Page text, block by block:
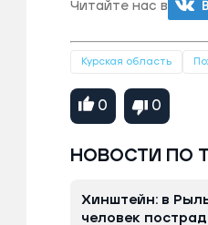
Читайте нас в
Курская область
0 0
НОВОСТИ ПО
Хинштейн: в
человек